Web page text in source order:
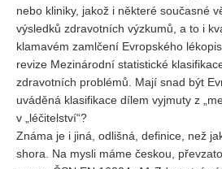
nebo kliniky, jakož i některé současné
výsledků zdravotních výzkumů, a to i
klamavém zamlčení Evropského
revize Mezinárodní statistické
zdravotních problémů. Mají snad být
uváděná klasifikace dílem vyjmuty z
v „léčitelství“?
Známa je i jiná, odlišná, definice, než
shora. Na mysli máme českou,